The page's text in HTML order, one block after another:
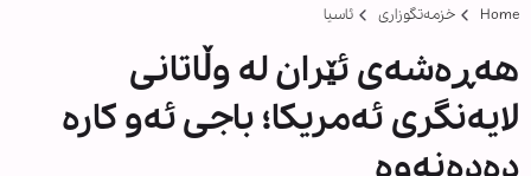
Home خزمەتگوزاری ئاسیا
هەڕەشەی ئێران لە وڵاتانی
لایەنگری ئەمریکا؛ باجی ئەو کارە